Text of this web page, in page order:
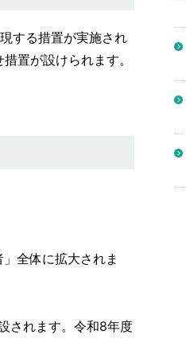
する措置が実施され
置が設けられます。
全体に拡大されま
されます。令和8年度